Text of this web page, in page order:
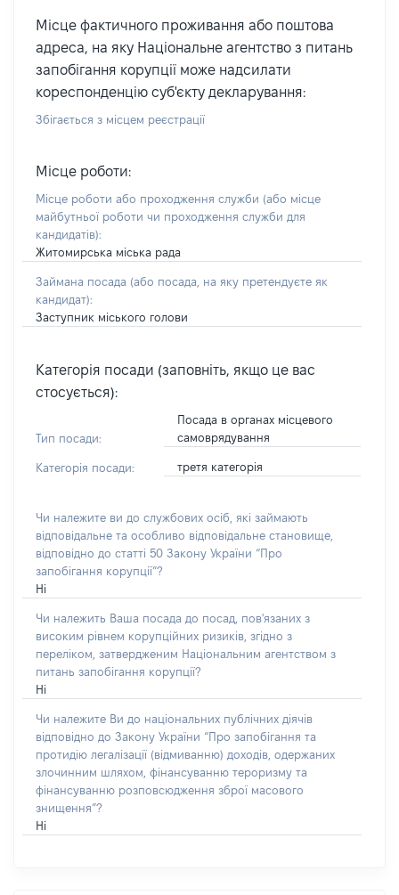
Місце фактичного проживання або поштова
адреса, на яку Національне агентство з питань
запобігання корупції може надсилати
кореспонденцію суб'єкту декларування:
Збігається з місцем реєстрації
Місце роботи:
Місце роботи або проходження служби (або місце
майбутньої роботи чи проходження служби для
кандидатів):
Житомирська міська рада
Займана посада (або посада, на яку претендуєте як
кандидат):
Заступник міського голови
Категорія посади (заповніть, якщо це вас
стосується):
Тип посади:
Посада в органах місцевого
самоврядування
Категорія посади: третя категорія
Чи належите ви до службових осіб, які займають
відповідальне та особливо відповідальне становище,
відповідно до статті 50 Закону України “Про
запобігання корупції”?
Ні
Чи належить Ваша посада до посад, пов'язаних з
високим рівнем корупційних ризиків, згідно з
переліком, затвердженим Національним агентством з
питань запобігання корупції?
Ні
Чи належите Ви до національних публічних діячів
відповідно до Закону України “Про запобігання та
протидію легалізації (відмиванню) доходів, одержаних
злочинним шляхом, фінансуванню тероризму та
фінансуванню розповсюдження зброї масового
знищення”?
Ні